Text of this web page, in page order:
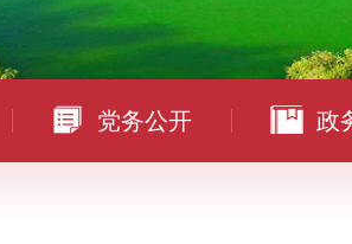
党务公开 政